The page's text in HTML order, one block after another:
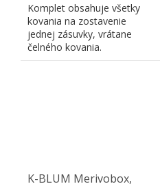
Komplet obsahuje všetky
kovania na zostavenie
jednej zásuvky, vrátane
čelného kovania.
K-BLUM Merivobox,